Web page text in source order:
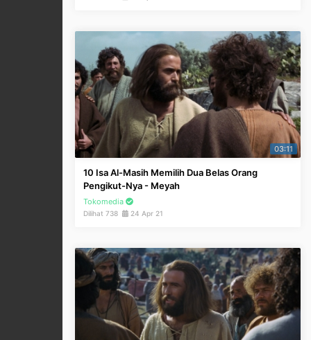
03:11
10 Isa Al-Masih Memilih Dua Belas Orang
Pengikut-Nya - Meyah
Tokomedia
Dilihat 738 24 Apr 21